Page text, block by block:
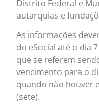
Distrito Federal e
autarquias e
As informações
do eSocial até o dia
que se referem
vencimento para o
quando não houver
(sete).